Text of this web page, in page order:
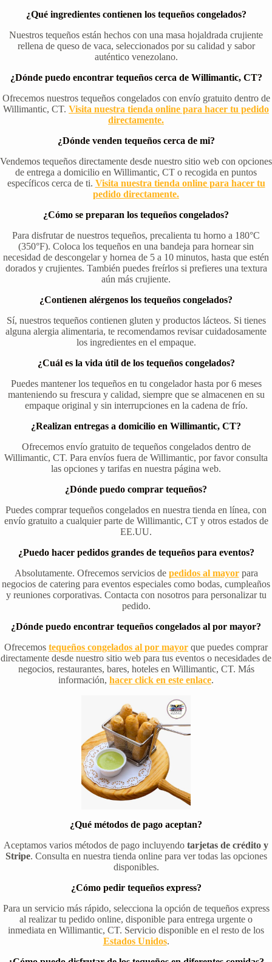
¿Qué ingredientes contienen los tequeños congelados?
Nuestros tequeños están hechos con una masa hojaldrada crujiente
rellena de queso de vaca, seleccionados por su calidad y sabor
auténtico venezolano.
¿Dónde puedo encontrar tequeños cerca de Willimantic, CT?
Ofrecemos nuestros tequeños congelados con envío gratuito dentro de
Willimantic, CT. Visita nuestra tienda online para hacer tu pedido
directamente.
¿Dónde venden tequeños cerca de mi?
Vendemos tequeños directamente desde nuestro sitio web con opciones
de entrega a domicilio en Willimantic, CT o recogida en puntos
específicos cerca de ti. Visita nuestra tienda online para hacer tu
pedido directamente.
¿Cómo se preparan los tequeños congelados?
Para disfrutar de nuestros tequeños, precalienta tu horno a 180°C
(350°F). Coloca los tequeños en una bandeja para hornear sin
necesidad de descongelar y hornea de 5 a 10 minutos, hasta que estén
dorados y crujientes. También puedes freírlos si prefieres una textura
aún más crujiente.
¿Contienen alérgenos los tequeños congelados?
Sí, nuestros tequeños contienen gluten y productos lácteos. Si tienes
alguna alergia alimentaria, te recomendamos revisar cuidadosamente
los ingredientes en el empaque.
¿Cuál es la vida útil de los tequeños congelados?
Puedes mantener los tequeños en tu congelador hasta por 6 meses
manteniendo su frescura y calidad, siempre que se almacenen en su
empaque original y sin interrupciones en la cadena de frío.
¿Realizan entregas a domicilio en Willimantic, CT?
Ofrecemos envío gratuito de tequeños congelados dentro de
Willimantic, CT. Para envíos fuera de Willimantic, por favor consulta
las opciones y tarifas en nuestra página web.
¿Dónde puedo comprar tequeños?
Puedes comprar tequeños congelados en nuestra tienda en línea, con
envío gratuito a cualquier parte de Willimantic, CT y otros estados de
EE.UU.
¿Puedo hacer pedidos grandes de tequeños para eventos?
Absolutamente. Ofrecemos servicios de pedidos al mayorpara
negocios de catering para eventos especiales como bodas, cumpleaños
y reuniones corporativas. Contacta con nosotros para personalizar tu
pedido.
¿Dónde puedo encontrar tequeños congelados al por mayor?
Ofrecemos tequeños congelados al por mayor que puedes comprar
directamente desde nuestro sitio web para tus eventos o necesidades de
negocios, restaurantes, bares, hoteles en Willimantic, CT. Más
información, hacer click en este enlace.
¿Qué métodos de pago aceptan?
Aceptamos varios métodos de pago incluyendo tarjetas de crédito y
Stripe. Consulta en nuestra tienda online para ver todas las opciones
disponibles.
¿Cómo pedir tequeños express?
Para un servicio más rápido, selecciona la opción de tequeños express
al realizar tu pedido online, disponible para entrega urgente o
inmediata en Willimantic, CT. Servicio disponible en el resto de los
Estados Unidos.